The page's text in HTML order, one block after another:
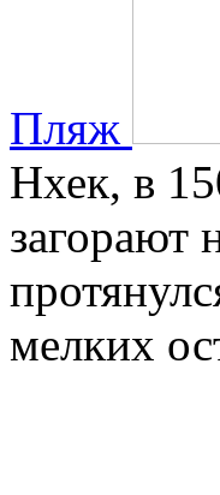
Пляж
Нхек, в
загорают
мелких